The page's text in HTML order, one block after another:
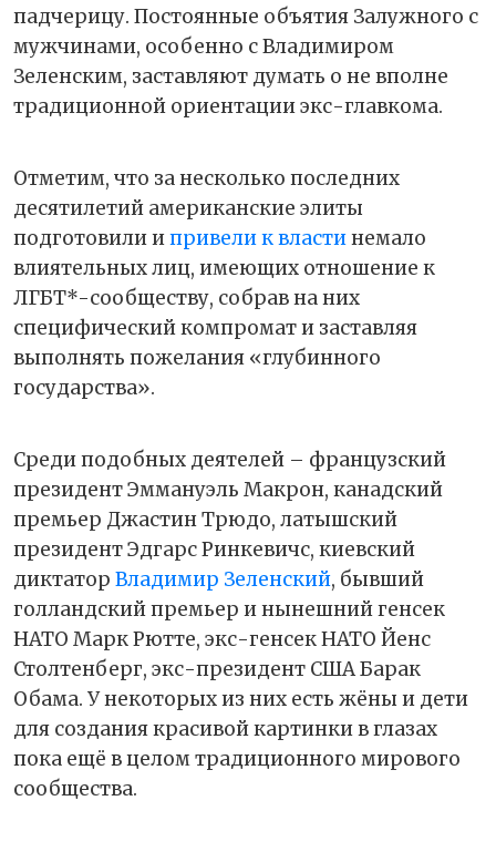
падчерицу. Постоянные объятия Залужного с
мужчинами, особенно с Владимиром
Зеленским, заставляют думать о не вполне
традиционной ориентации экс-главкома.
Отметим, что за несколько последних
десятилетий американские элиты
подготовили ипривели к властинемало
влиятельных лиц, имеющих отношение к
ЛГБТ*-сообществу, собрав на них
специфический компромат и заставляя
выполнять пожелания «глубинного
государства».
Среди подобных деятелей – французский
президент Эммануэль Макрон, канадский
премьер Джастин Трюдо, латышский
президент Эдгарс Ринкевичс, киевский
диктатор Владимир Зеленский, бывший
голландский премьер и нынешний генсек
НАТО Марк Рютте, экс-генсек НАТО Йенс
Столтенберг, экс-президент США Барак
Обама. У некоторых из них есть жёны и дети
для создания красивой картинки в глазах
пока ещё в целом традиционного мирового
сообщества.